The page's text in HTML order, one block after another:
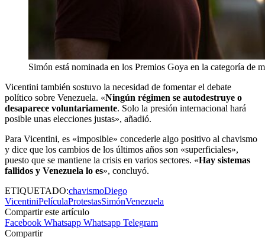
Simón está nominada en los Premios Goya en la categoría de
Vicentini también sostuvo la necesidad de fomentar el debate
político sobre Venezuela. «Ningún régimen se autodestruye o
desaparece voluntariamente. Solo la presión internacional hará
posible unas elecciones justas», añadió.
Para Vicentini, es «imposible» concederle algo positivo al chavismo
y dice que los cambios de los últimos años son «superficiales»,
puesto que se mantiene la crisis en varios sectores. «Hay sistemas
fallidos y Venezuela lo es», concluyó.
ETIQUETADO:chavismoDiego
VicentiniPelículaProtestasSimónVenezuela
Compartir este artículo
Facebook Whatsapp Whatsapp Telegram
Compartir